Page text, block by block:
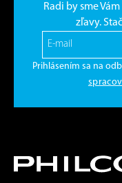
Radi by sme
zľavy.
Prihlásením sa na